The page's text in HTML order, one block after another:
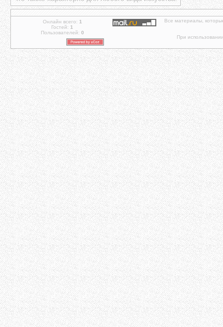
Онлайн всего: 1
Гостей: 1
Пользователей: 0
Все материалы,
При